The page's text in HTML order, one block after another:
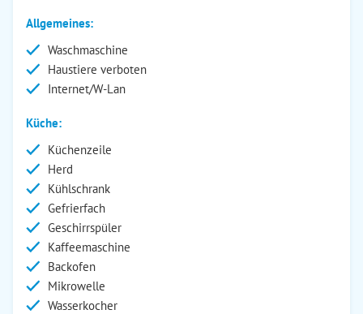
Allgemeines:
Waschmaschine
Haustiere verboten
Internet/W-Lan
Küche:
Küchenzeile
Herd
Kühlschrank
Gefrierfach
Geschirrspüler
Kaffeemaschine
Backofen
Mikrowelle
Wasserkocher